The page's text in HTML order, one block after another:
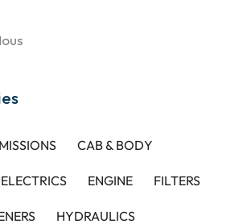
CAB & BODY
ELECTRICS ENGINE FILTERS
HYDRAULICS